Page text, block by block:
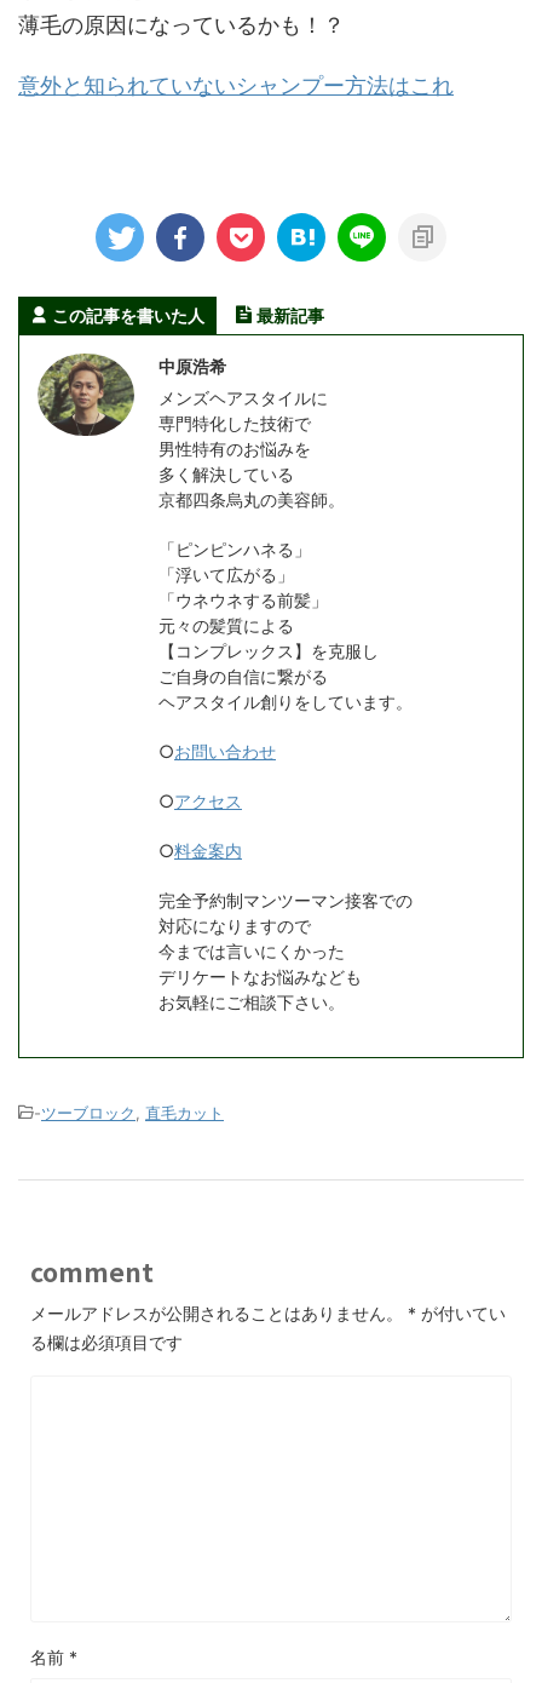
薄毛の原因になっているかも！？
意外と知られていないシャンプー方法はこれ
この記事を書いた人 最新記事
中原浩希
メンズヘアスタイルに
専門特化した技術で
男性特有のお悩みを
多く解決している
京都四条烏丸の美容師。
「ピンピンハネる」
「浮いて広がる」
「ウネウネする前髪」
元々の髪質による
【コンプレックス】を克服し
ご自身の自信に繋がる
ヘアスタイル創りをしています。
○お問い合わせ
○アクセス
○料金案内
完全予約制マンツーマン接客での
対応になりますので
今までは言いにくかった
デリケートなお悩みなども
お気軽にご相談下さい。
-ツーブロック, 直毛カット
comment
メールアドレスが公開されることはありません。 * が付いてい
る欄は必須項目です
名前 *